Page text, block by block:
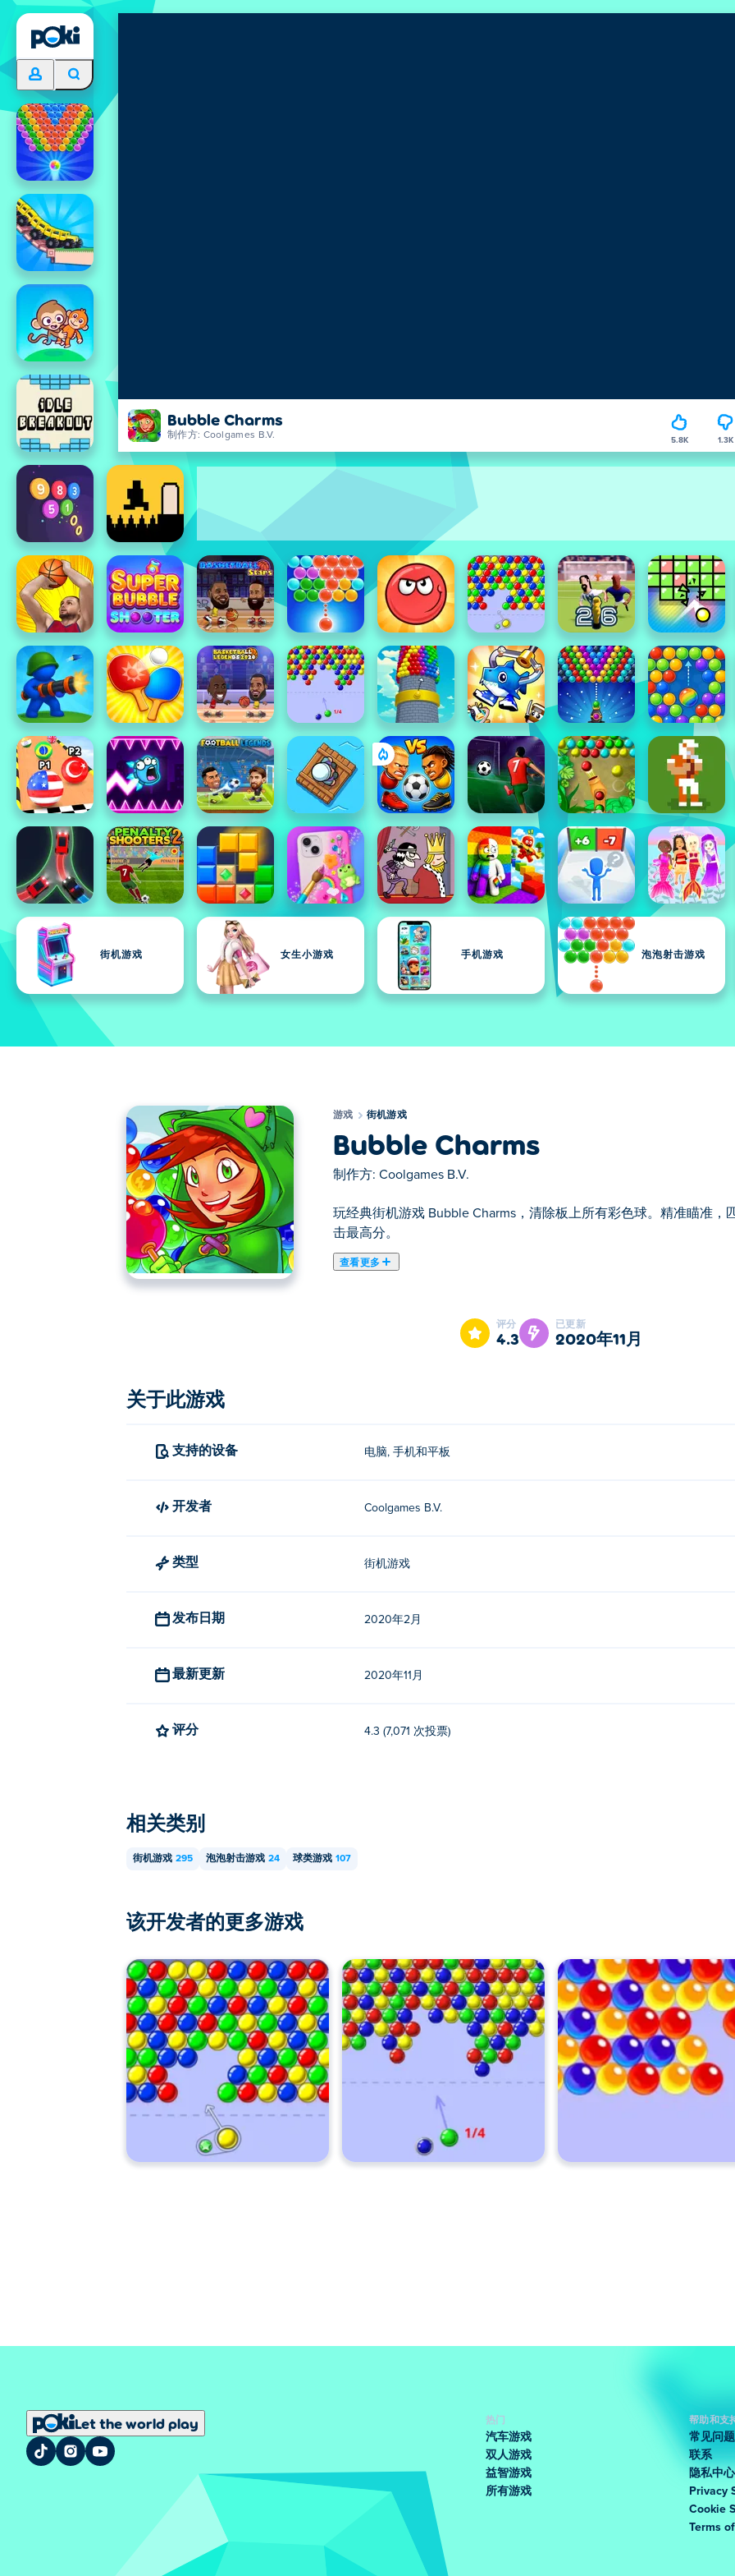
Bubble Charms
制作方: Coolgames B.V. 5.8K 1.3K
街机游戏 女生小游戏 手机游戏 泡泡射击游戏
游戏 街机游戏
Bubble Charms
制作方: Coolgames B.V.
玩经典街机游戏 Bubble Charms，清除板上所有彩色球。精准瞄准
击最高分。
查看更多
在这里你可以玩Bubble Charms. Bubble Charms是我们的精选街机游戏之一。
评分
4.3
已更新
2020年11月
关于此游戏
支持的设备 电脑, 手机和平板
开发者 Coolgames B.V.
类型 街机游戏
发布日期 2020年2月
最新更新 2020年11月
评分 4.3 (7,071 次投票)
相关类别
街机游戏 295 泡泡射击游戏 24 球类游戏 107
该开发者的更多游戏
Let the world play
热门
汽车游戏
双人游戏
益智游戏
所有游戏
帮助和支
常见问
联系
隐私中心
Privacy
Cookie
Terms